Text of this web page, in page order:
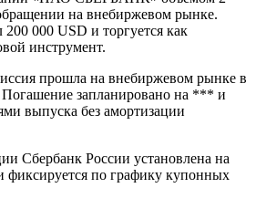
серии 12 (ISIN XS0848530977,
Сбербанк России, 5.125% 29oct2022,
«ПАО СБЕРБАНК» объёмом 2
на внебиржевом рынке.
000 USD и торгуется как
инструмент.
прошла на внебиржевом рынке в
запланировано на *** и
выпуска без амортизации